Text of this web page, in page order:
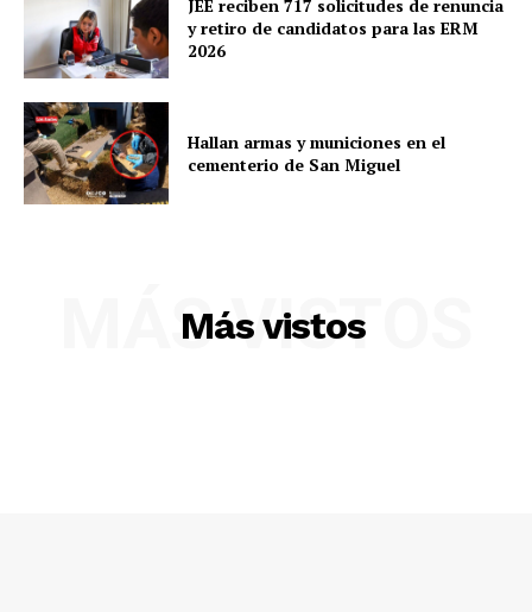
JEE reciben 717 solicitudes de renuncia
y retiro de candidatos para las ERM
2026
Hallan armas y municiones en el
cementerio de San Miguel
Más vistos
MÁS VISTOS